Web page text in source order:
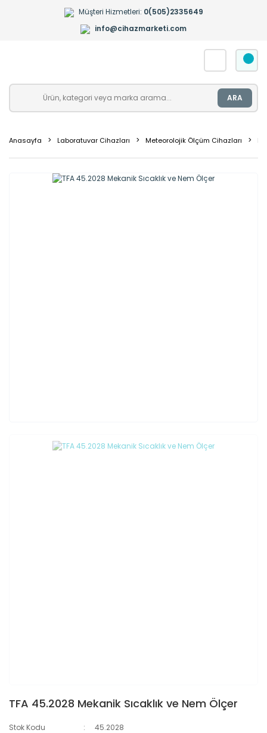
Müşteri Hizmetleri: 0(505)2335649
info@cihazmarketi.com
ARA
Anasayfa Laboratuvar Cihazları Meteorolojik Ölçüm Cihazları
TFA 45.2028 Mekanik Sıcaklık ve Nem Ölçer
Stok Kodu
45.2028